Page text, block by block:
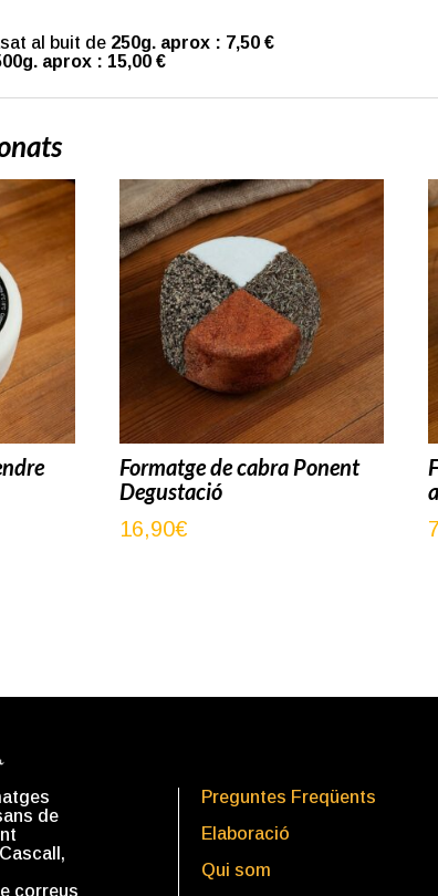
al buit de 250g. aprox : 7,50 €
aprox : 15,00 €
Formatge de cabra Ponent
Degustació
16,90€
de
correus
Preguntes Freqüents
Elaboració
Qui som